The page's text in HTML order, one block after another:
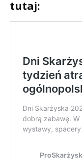
tutaj: